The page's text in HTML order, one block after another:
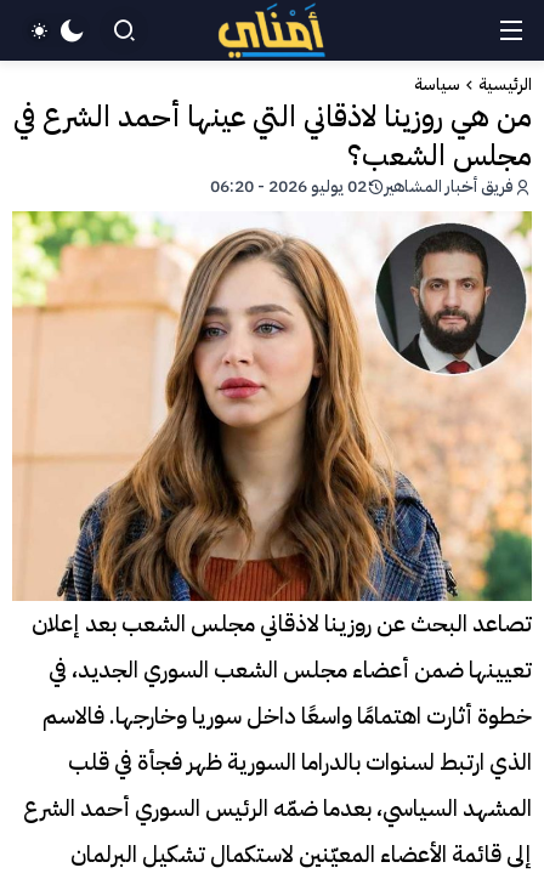
الرئيسية سياسة
من هي روزينا لاذقاني التي عينها أحمد الشرع في
مجلس الشعب؟
فريق أخبار المشاهير 02 يوليو 2026 - 06:20
تصاعد البحث عن روزينا لاذقاني مجلس الشعب بعد إعلان
تعيينها ضمن أعضاء مجلس الشعب السوري الجديد، في
خطوة أثارت اهتمامًا واسعًا داخل سوريا وخارجها. فالاسم
الذي ارتبط لسنوات بالدراما السورية ظهر فجأة في قلب
المشهد السياسي، بعدما ضمّه الرئيس السوري أحمد الشرع
إلى قائمة الأعضاء المعيّنين لاستكمال تشكيل البرلمان